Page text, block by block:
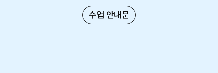
수업 안내문